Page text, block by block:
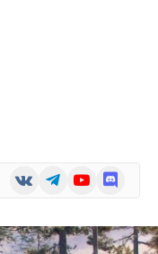
VKontakteTelegramYouTubeDiscord